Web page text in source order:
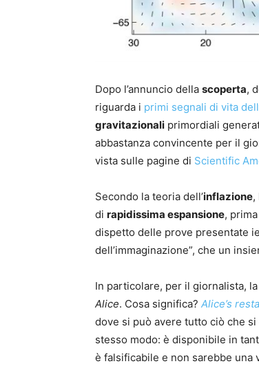
Dopo l’annuncio della scoperta,
riguarda i primi segnali di vita
gravitazionali primordiali
abbastanza convincente per il
vista sulle pagine di Scientific
Secondo la teoria dell’inflazione,
di rapidissima espansione,
dispetto delle prove presentate
dell’immaginazione”, che un
In particolare, per il giornalista,
Alice. Cosa significa? Alice’s
dove si può avere tutto ciò che
stesso modo: è disponibile in
è falsificabile e non sarebbe una